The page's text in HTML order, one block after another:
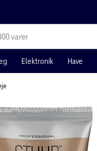
varer
Elektronik Have